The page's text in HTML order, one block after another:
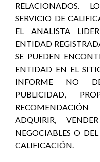
RELACIONADOS.
SERVICIO DE
EL ANALISTA
ENTIDAD
SE PUEDEN
ENTIDAD EN EL
INFORME NO
PUBLICIDAD,
ADQUIRIR,
NEGOCIABLES O
CALIFICACIÓN.